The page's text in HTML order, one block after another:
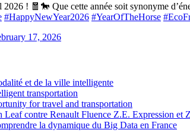
! 🧧🐎 Que cette année soit synonyme
#HappyNewYear2026 #YearOfTheHorse
17, 2026
et de la ville intelligente
transportation
for travel and transportation
Leaf contre Renault Fluence Z.E. Expression et
la dynamique du Big Data en France